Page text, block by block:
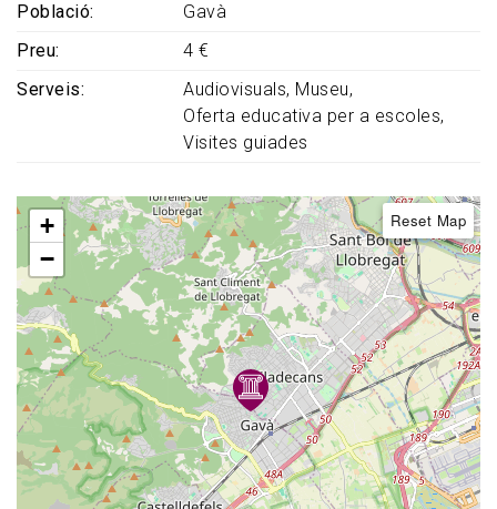
Població
Gavà
Preu
4 €
Serveis
Audiovisuals Museu
Oferta educativa per a escoles
Visites guiades
+
−
Reset Map